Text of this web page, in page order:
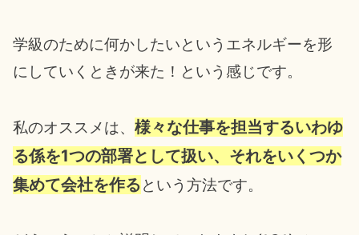
学級のために何かしたいというエネルギーを形
にしていくときが来た！という感じです。
私のオススメは、 様々な仕事を担当するいわゆ
る係を1つの部署として扱い、それをいくつか
集めて会社を作る という方法です。